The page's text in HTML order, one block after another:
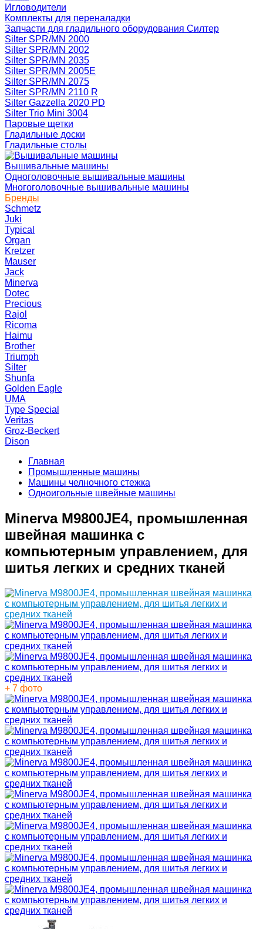
Игловодители
Комплекты для переналадки
Запчасти для гладильного оборудования Силтер
Silter SPR/MN 2000
Silter SPR/MN 2002
Silter SPR/MN 2035
Silter SPR/MN 2005E
Silter SPR/MN 2075
Silter SPR/MN 2110 R
Silter Gazzella 2020 PD
Silter Trio Mini 3004
Паровые щетки
Гладильные доски
Гладильные столы
Вышивальные машины
Одноголовочные вышивальные машины
Многоголовочные вышивальные машины
Бренды
Schmetz
Juki
Typical
Organ
Kretzer
Mauser
Jack
Minerva
Dotec
Precious
Rajol
Ricoma
Haimu
Brother
Triumph
Silter
Shunfa
Golden Eagle
UMA
Type Special
Veritas
Groz-Beckert
Dison
Главная
Промышленные машины
Машины челночного стежка
Одноигольные швейные машины
Minerva M9800JE4, промышленная
швейная машинка с
компьютерным управлением, для
шитья легких и средних тканей
+ 7 фото